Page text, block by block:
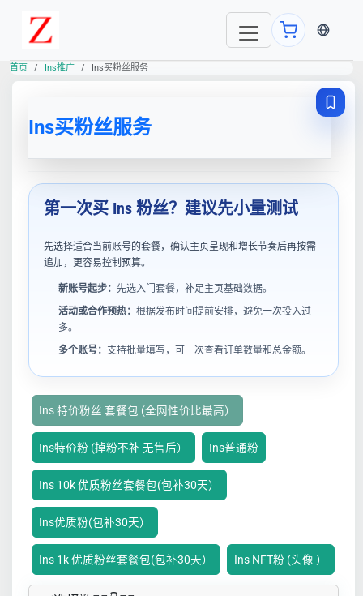
当前语
首页 Ins推广 Ins买粉丝服务
Ins买粉丝服务
第一次买 Ins 粉丝？建议先小量测试
先选择适合当前账号的套餐，确认主页呈现和增长节奏后再按需
追加，更容易控制预算。
新账号起步： 先选入门套餐，补足主页基础数据。
活动或合作预热： 根据发布时间提前安排，避免一次投入过
多。
多个账号： 支持批量填写，可一次查看订单数量和总金额。
Ins 特价粉丝 套餐包 (全网性价比最高）
Ins特价粉 (掉粉不补 无售后） Ins普通粉
Ins 10k 优质粉丝套餐包(包补30天）
Ins优质粉(包补30天）
Ins 1k 优质粉丝套餐包(包补30天） Ins NFT粉 (头像 ）